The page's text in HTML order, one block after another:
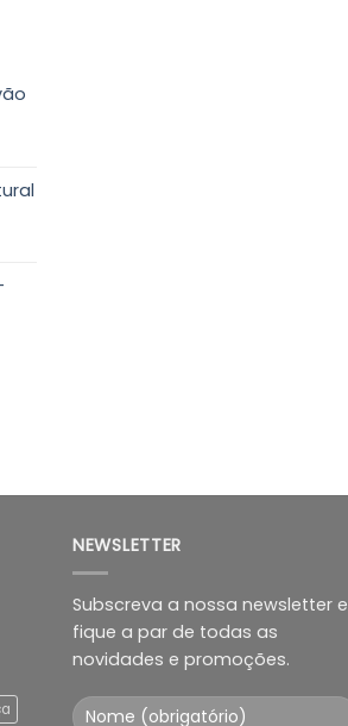
NEWSLETTER
Subscreva a nossa newsletter e
fique a par de todas as
novidades e promoções.